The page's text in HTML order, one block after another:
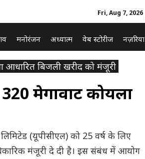
Fri, Aug 7, 2026
मनोरंजन अध्यात्म वेब स्टोरीज नज़रिया
आधारित बिजली खरीद को मंजूरी
मेगावाट कोयला
(यूपीसीएल) को 25 वर्ष के लिए
मंजूरी दे दी है। इस संबंध में आयोग